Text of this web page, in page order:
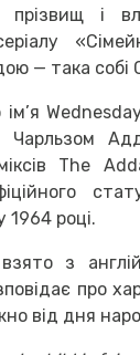
прізвищ і
— така
Чарльзом
The
1964 році.
з
про
від дня